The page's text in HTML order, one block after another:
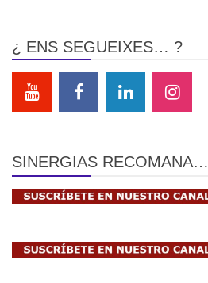
¿ ENS SEGUEIXES… ?
SINERGIAS RECOMANA…